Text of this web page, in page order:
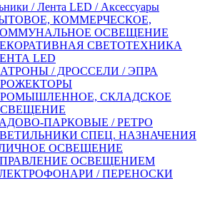
/ Лента LED / Аксессуары
КОММЕРЧЕСКОЕ,
ОСВЕЩЕНИЕ
СВЕТОТЕХНИКА
LED
/ ДРОССЕЛИ / ЭПРА
СКЛАДСКОЕ
ПАРКОВЫЕ / РЕТРО
СПЕЦ. НАЗНАЧЕНИЯ
ОСВЕЩЕНИЕ
ОСВЕЩЕНИЕМ
/ ПЕРЕНОСКИ